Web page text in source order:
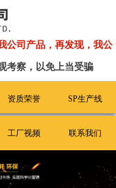
公司产品，再发现，我公
考察，以免上当受骗
资质荣誉 SP生产线
工厂视频 联系我们